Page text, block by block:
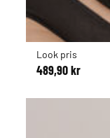
Look pris
489,90 kr